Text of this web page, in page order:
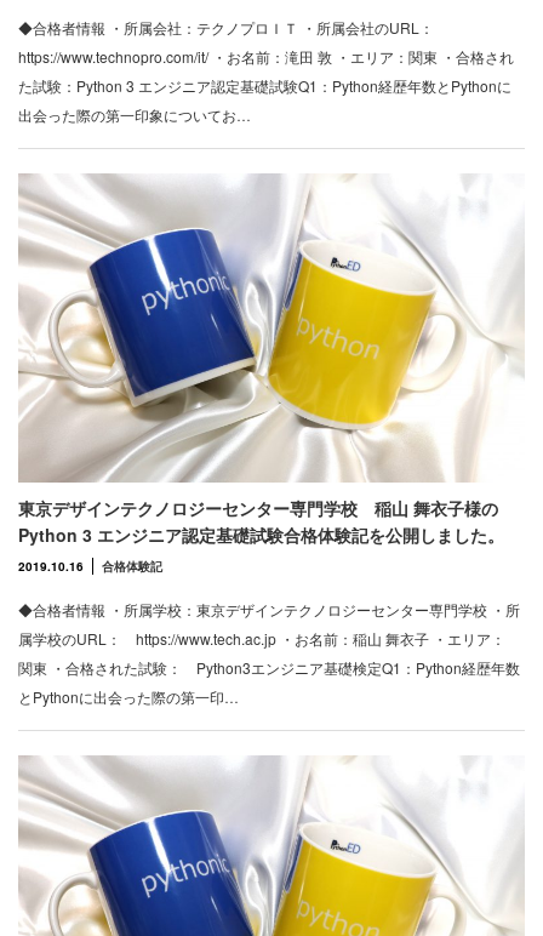
◆合格者情報 ・所属会社：テクノプロＩＴ ・所属会社のURL：
https://www.technopro.com/it/ ・お名前：滝田 敦 ・エリア：関東 ・合格され
た試験：Python 3 エンジニア認定基礎試験Q1：Python経歴年数とPythonに
出会った際の第一印象についてお…
東京デザインテクノロジーセンター専門学校 稲山 舞衣子様の
Python 3 エンジニア認定基礎試験合格体験記を公開しました。
2019.10.16 合格体験記
◆合格者情報 ・所属学校：東京デザインテクノロジーセンター専門学校 ・所
属学校のURL： https://www.tech.ac.jp ・お名前：稲山 舞衣子 ・エリア：
関東 ・合格された試験： Python3エンジニア基礎検定Q1：Python経歴年数
とPythonに出会った際の第一印…